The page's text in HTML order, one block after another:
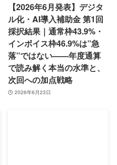
【2026年6月発表】デジタ
ル化・AI導入補助金 第1回
採択結果｜通常枠43.9%・
インボイス枠46.9%は”急
落”ではない——年度通算
で読み解く本当の水準と、
次回への加点戦略
2026年6月23日